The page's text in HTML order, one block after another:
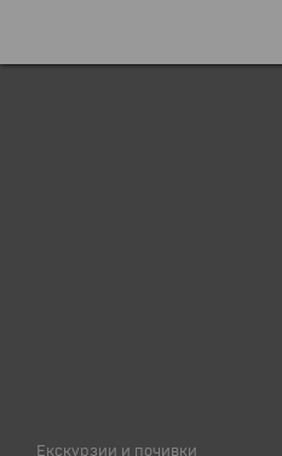
Екскурзии и почивки